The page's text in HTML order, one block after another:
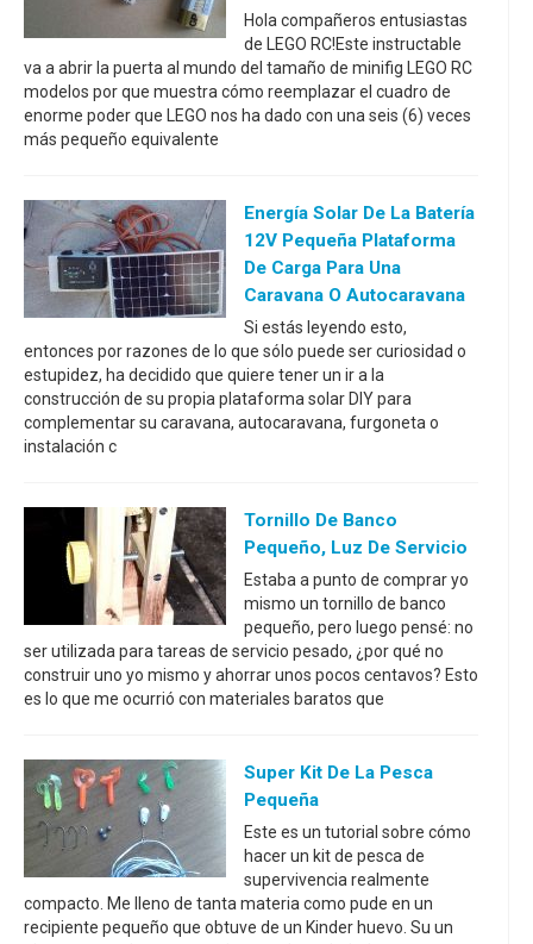
Hola compañeros entusiastas
de LEGO RC!Este instructable
va a abrir la puerta al mundo del tamaño de minifig LEGO RC
modelos por que muestra cómo reemplazar el cuadro de
enorme poder que LEGO nos ha dado con una seis (6) veces
más pequeño equivalente
Energía Solar De La Batería
12V Pequeña Plataforma
De Carga Para Una
Caravana O Autocaravana
Si estás leyendo esto,
entonces por razones de lo que sólo puede ser curiosidad o
estupidez, ha decidido que quiere tener un ir a la
construcción de su propia plataforma solar DIY para
complementar su caravana, autocaravana, furgoneta o
instalación c
Tornillo De Banco
Pequeño, Luz De Servicio
Estaba a punto de comprar yo
mismo un tornillo de banco
pequeño, pero luego pensé: no
ser utilizada para tareas de servicio pesado, ¿por qué no
construir uno yo mismo y ahorrar unos pocos centavos? Esto
es lo que me ocurrió con materiales baratos que
Super Kit De La Pesca
Pequeña
Este es un tutorial sobre cómo
hacer un kit de pesca de
supervivencia realmente
compacto. Me lleno de tanta materia como pude en un
recipiente pequeño que obtuve de un Kinder huevo. Su un